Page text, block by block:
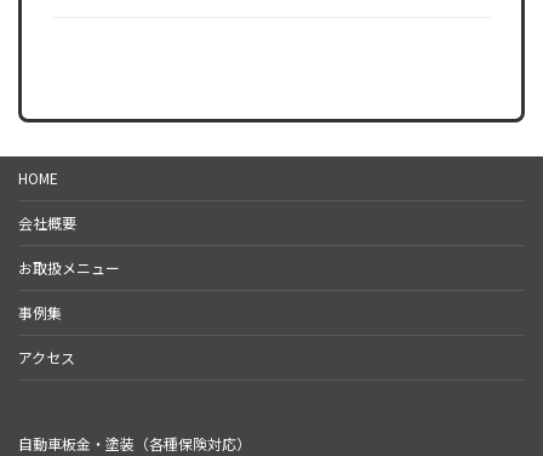
HOME
会社概要
お取扱メニュー
事例集
アクセス
自動車板金・塗装（各種保険対応）